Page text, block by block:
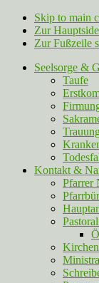
Skip to main
Zur
Zur Fußzeile
Seelsorge &
Taufe
Kontakt &
Pfarrer